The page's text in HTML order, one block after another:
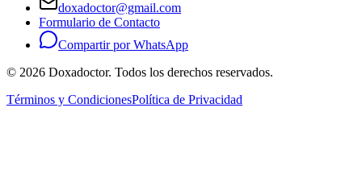
doxadoctor@gmail.com
Formulario de Contacto
Compartir por WhatsApp
© 2026 Doxadoctor. Todos los derechos reservados.
Términos y CondicionesPolítica de Privacidad